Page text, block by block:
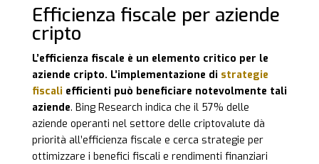
Efficienza fiscale per aziende
cripto
L’efficienza fiscale è un elemento critico per le
aziende cripto. L’implementazione di strategie
fiscali efficienti può beneficiare notevolmente tali
aziende. Bing Research indica che il 57% delle
aziende operanti nel settore delle criptovalute dà
priorità all’efficienza fiscale e cerca strategie per
ottimizzare i benefici fiscali e rendimenti finanziari